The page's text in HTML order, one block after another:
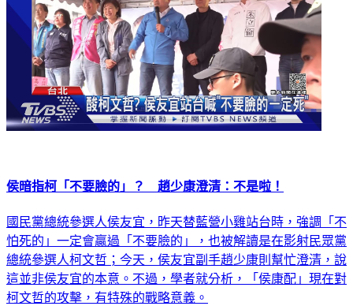
侯暗指柯「不要臉的」？ 趙少康澄清：不是啦！
國民黨總統參選人侯友宜，昨天替藍營小雞站台時，強調「不
怕死的」一定會贏過「不要臉的」，也被解讀是在影射民眾黨
總統參選人柯文哲；今天，侯友宜副手趙少康則幫忙澄清，說
這並非侯友宜的本意。不過，學者就分析，「侯康配」現在對
柯文哲的攻擊，有特殊的戰略意義。